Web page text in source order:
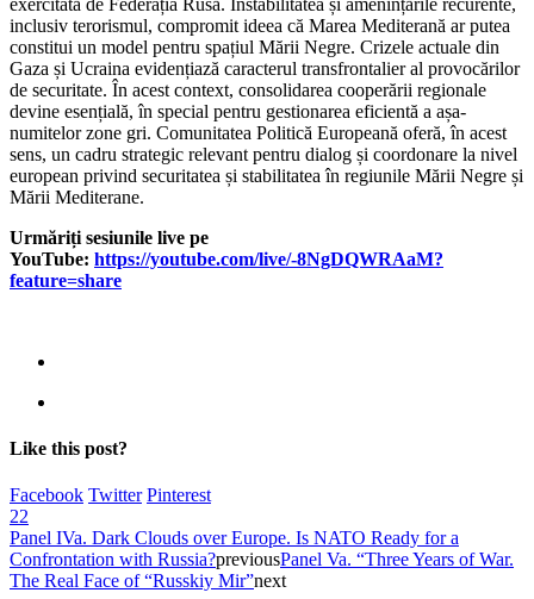
inclusiv terorismul, compromit ideea că Marea Mediterană ar putea
constitui un model pentru spațiul Mării Negre. Crizele actuale din
Gaza și Ucraina evidențiază caracterul transfrontalier al provocărilor
de securitate. În acest context, consolidarea cooperării regionale
devine esențială, în special pentru gestionarea eficientă a așa-
numitelor zone gri. Comunitatea Politică Europeană oferă, în acest
sens, un cadru strategic relevant pentru dialog și coordonare la nivel
european privind securitatea și stabilitatea în regiunile Mării Negre și
Mării Mediterane.
Urmăriți sesiunile live pe
YouTube: https://youtube.com/live/-8NgDQWRAaM?
feature=share
Like this post?
Facebook Twitter Pinterest
22
Panel IVa. Dark Clouds over Europe. Is NATO Ready for a
Confrontation with Russia?previousPanel Va. “Three Years of War.
The Real Face of “Russkiy Mir”next